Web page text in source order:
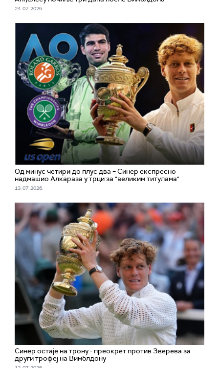
24. 07. 2026.
Од минус четири до плус два – Синер експресно
надмашио Алкараза у трци за "великим титулама"
13. 07. 2026.
Синер остаје на трону - преокрет против Зверева за
други трофеј на Вимблдону